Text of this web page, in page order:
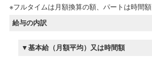
※フルタイムは月額換算の額、パートは時間額
給与の内訳
基本給（月額平均）又は時間額